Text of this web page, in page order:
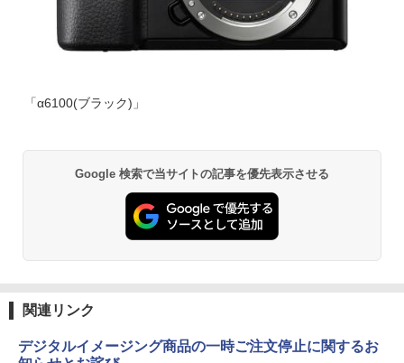
「α6100(ブラック)」
Google 検索で当サイトの記事を優先表示させる
関連リンク
デジタルイメージング商品の一時ご注文停止に関するお